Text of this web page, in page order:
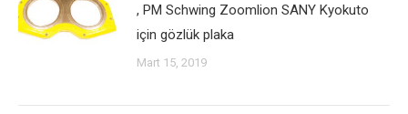
, PM Schwing Zoomlion SANY Kyokuto
için gözlük plaka
Mart 15, 2019